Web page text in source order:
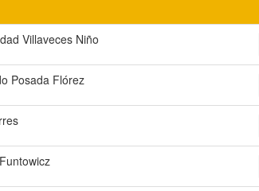
Villaveces Niño
Posada Flórez